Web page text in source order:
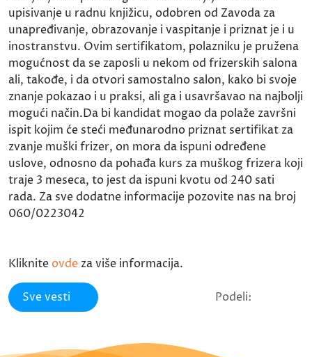
upisivanje u radnu knjižicu, odobren od Zavoda za
unapređivanje, obrazovanje i vaspitanje i priznat je i u
inostranstvu. Ovim sertifikatom, polazniku je pružena
mogućnost da se zaposli u nekom od frizerskih salona
ali, takođe, i da otvori samostalno salon, kako bi svoje
znanje pokazao i u praksi, ali ga i usavršavao na najbolji
mogući način.Da bi kandidat mogao da polaže završni
ispit kojim će steći međunarodno priznat sertifikat za
zvanje muški frizer, on mora da ispuni određene
uslove, odnosno da pohađa kurs za muškog frizera koji
traje 3 meseca, to jest da ispuni kvotu od 240 sati
rada. Za sve dodatne informacije pozovite nas na broj
060/0223042
Kliknite ovde za više informacija.
Sve vesti Podeli: